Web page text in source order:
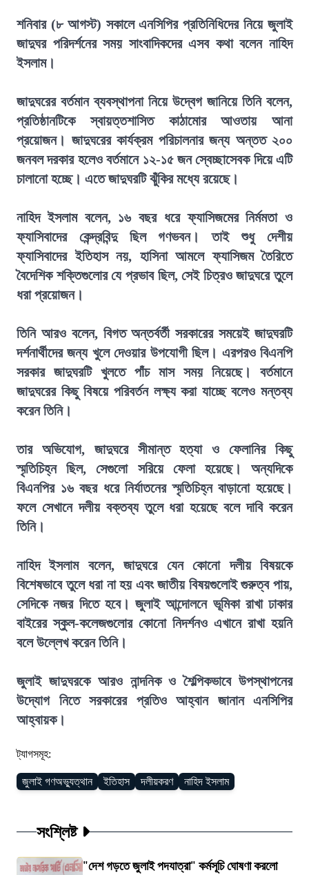
শনিবার (৮ আগস্ট) সকালে এনসিপির প্রতিনিধিদের নিয়ে জুলাই
জাদুঘর পরিদর্শনের সময় সাংবাদিকদের এসব কথা বলেন নাহিদ
ইসলাম।
জাদুঘরের বর্তমান ব্যবস্থাপনা নিয়ে উদ্বেগ জানিয়ে তিনি বলেন,
প্রতিষ্ঠানটিকে স্বায়ত্তশাসিত কাঠামোর আওতায় আনা
প্রয়োজন। জাদুঘরের কার্যক্রম পরিচালনার জন্য অন্তত ২০০
জনবল দরকার হলেও বর্তমানে ১২-১৫ জন স্বেচ্ছাসেবক দিয়ে এটি
চালানো হচ্ছে। এতে জাদুঘরটি ঝুঁকির মধ্যে রয়েছে।
নাহিদ ইসলাম বলেন, ১৬ বছর ধরে ফ্যাসিজমের নির্মমতা ও
ফ্যাসিবাদের কেন্দ্রবিন্দু ছিল গণভবন। তাই শুধু দেশীয়
ফ্যাসিবাদের ইতিহাস নয়, হাসিনা আমলে ফ্যাসিজম তৈরিতে
বৈদেশিক শক্তিগুলোর যে প্রভাব ছিল, সেই চিত্রও জাদুঘরে তুলে
ধরা প্রয়োজন।
তিনি আরও বলেন, বিগত অন্তর্বর্তী সরকারের সময়েই জাদুঘরটি
দর্শনার্থীদের জন্য খুলে দেওয়ার উপযোগী ছিল। এরপরও বিএনপি
সরকার জাদুঘরটি খুলতে পাঁচ মাস সময় নিয়েছে। বর্তমানে
জাদুঘরের কিছু বিষয়ে পরিবর্তন লক্ষ্য করা যাচ্ছে বলেও মন্তব্য
করেন তিনি।
তার অভিযোগ, জাদুঘরে সীমান্ত হত্যা ও ফেলানির কিছু
স্মৃতিচিহ্ন ছিল, সেগুলো সরিয়ে ফেলা হয়েছে। অন্যদিকে
বিএনপির ১৬ বছর ধরে নির্যাতনের স্মৃতিচিহ্ন বাড়ানো হয়েছে।
ফলে সেখানে দলীয় বক্তব্য তুলে ধরা হয়েছে বলে দাবি করেন
তিনি।
নাহিদ ইসলাম বলেন, জাদুঘরে যেন কোনো দলীয় বিষয়কে
বিশেষভাবে তুলে ধরা না হয় এবং জাতীয় বিষয়গুলোই গুরুত্ব পায়,
সেদিকে নজর দিতে হবে। জুলাই আন্দোলনে ভূমিকা রাখা ঢাকার
বাইরের স্কুল-কলেজগুলোর কোনো নিদর্শনও এখানে রাখা হয়নি
বলে উল্লেখ করেন তিনি।
জুলাই জাদুঘরকে আরও নান্দনিক ও শৈল্পিকভাবে উপস্থাপনের
উদ্যোগ নিতে সরকারের প্রতিও আহ্বান জানান এনসিপির
আহ্বায়ক।
ট্যাগসমূহ:
জুলাই গণঅভ্যুত্থান ইতিহাস দলীয়করণ নাহিদ ইসলাম
সংশ্লিষ্ট
"দেশ গড়তে জুলাই পদযাত্রা" কর্মসূচি ঘোষণা করলো